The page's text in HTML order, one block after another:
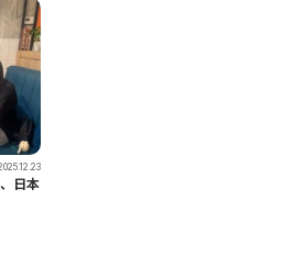
日本